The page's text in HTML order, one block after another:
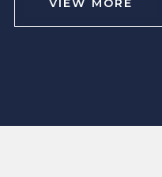
VIEW MORE